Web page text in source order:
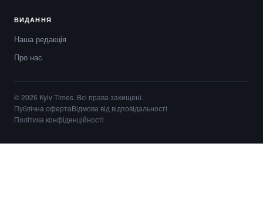
ВИДАННЯ
Наша редакція
Про нас
© 2026 Kyiv Times. Всі права захищені.
Публічна офертаВідмова від відповідальності
Політика конфіденційності